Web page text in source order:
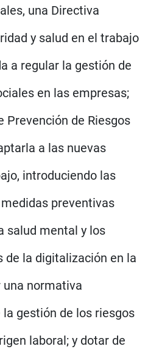
una Directiva
y salud en el trabajo
a regular la gestión de
en las empresas;
Prevención de Riesgos
a las nuevas
introduciendo las
preventivas
salud mental y los
de la digitalización en la
normativa
gestión de los riesgos
laboral; y dotar de